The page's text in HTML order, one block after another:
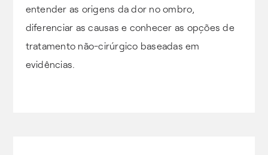
entender as origens da dor no ombro,
diferenciar as causas e conhecer as opções de
tratamento não-cirúrgico baseadas em
evidências.